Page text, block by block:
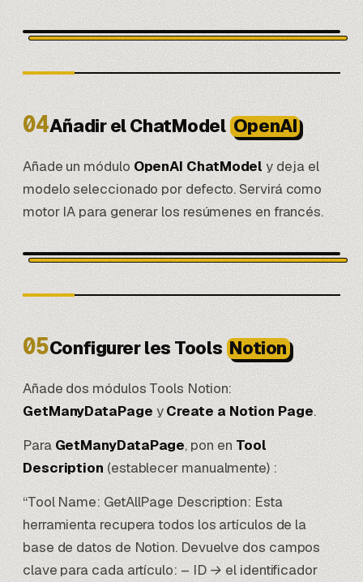
04Añadir el ChatModel OpenAI
Añade un móduloOpenAI ChatModel y deja el
modelo seleccionado por defecto. Servirá como
motor IA para generar los resúmenes en francés.
05Configurer les Tools Notion
Añade dos módulos Tools Notion:
GetManyDataPage yCreate a Notion Page.
Para GetManyDataPage, pon en Tool
Description (establecer manualmente) :
“Tool Name: GetAllPage Description: Esta
herramienta recupera todos los artículos de la
base de datos de Notion. Devuelve dos campos
clave para cada artículo: – ID → el identificador